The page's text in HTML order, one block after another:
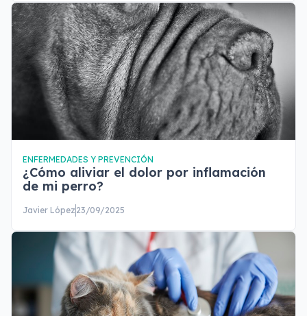
ENFERMEDADES Y PREVENCIÓN
¿Cómo aliviar el dolor por inflamación
de mi perro?
Javier López 23/09/2025